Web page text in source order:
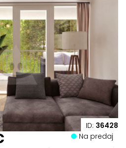
ID: 36428
Na predaj